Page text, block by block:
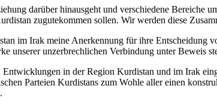
darüber hinausgeht und verschiedene
zugutekommen sollen. Wir werden diese
im Irak meine Anerkennung für ihre Entscheidung
unserer unzerbrechlichen Verbindung unter Beweis
in der Region Kurdistan und im Irak
Parteien Kurdistans zum Wohle aller einen